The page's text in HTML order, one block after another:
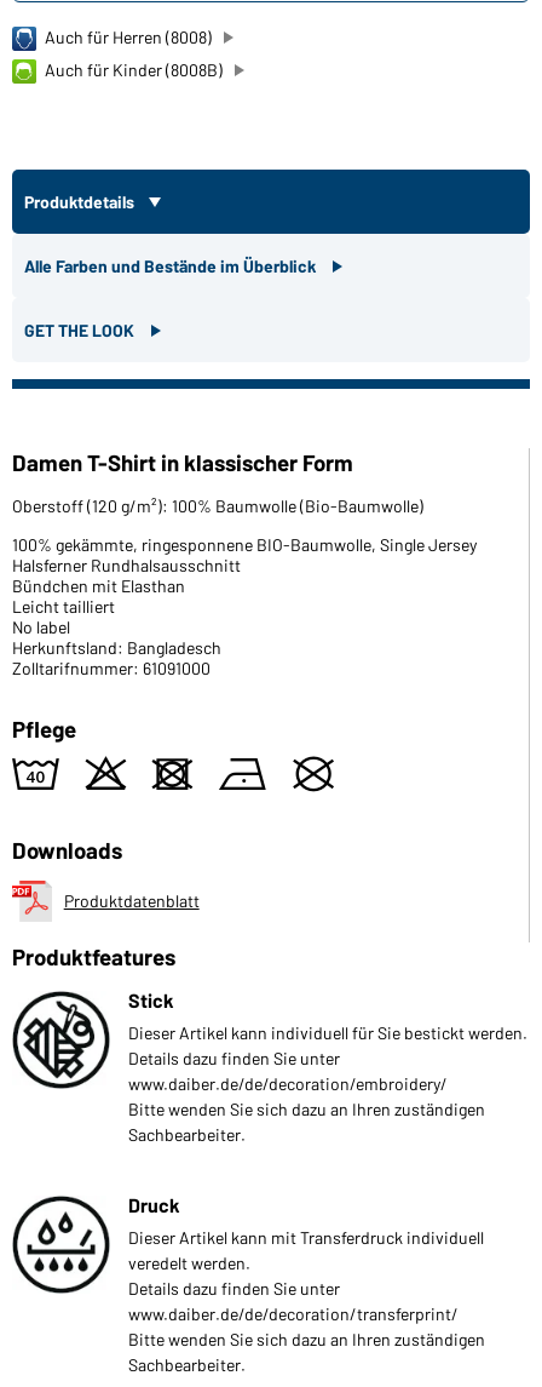
Auch für Herren (8008)
Auch für Kinder (8008B)
Produktdetails
Alle Farben und Bestände im Überblick
GET THE LOOK
Damen T-Shirt in klassischer Form
Oberstoff (120 g/m²): 100% Baumwolle (Bio-Baumwolle)
100% gekämmte, ringesponnene BIO-Baumwolle, Single Jersey
Halsferner Rundhalsausschnitt
Bündchen mit Elasthan
Leicht tailliert
No label
Herkunftsland: Bangladesch
Zolltarifnummer: 61091000
Pflege
8 o d n U
Downloads
Produktdatenblatt
Produktfeatures
Stick
Dieser Artikel kann individuell für Sie bestickt werden.
Details dazu finden Sie unter
www.daiber.de/de/decoration/embroidery/
Bitte wenden Sie sich dazu an Ihren zuständigen
Sachbearbeiter.
Druck
Dieser Artikel kann mit Transferdruck individuell
veredelt werden.
Details dazu finden Sie unter
www.daiber.de/de/decoration/transferprint/
Bitte wenden Sie sich dazu an Ihren zuständigen
Sachbearbeiter.